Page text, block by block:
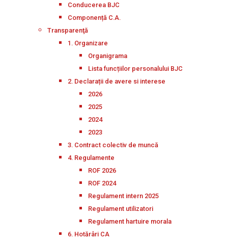
Conducerea BJC
Componență C.A.
Transparenţă
1. Organizare
Organigrama
Lista funcțiilor personalului BJC
2. Declarații de avere si interese
2026
2025
2024
2023
3. Contract colectiv de muncă
4. Regulamente
ROF 2026
ROF 2024
Regulament intern 2025
Regulament utilizatori
Regulament hartuire morala
6. Hotărâri CA